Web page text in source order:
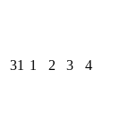
31 1 2 3 4